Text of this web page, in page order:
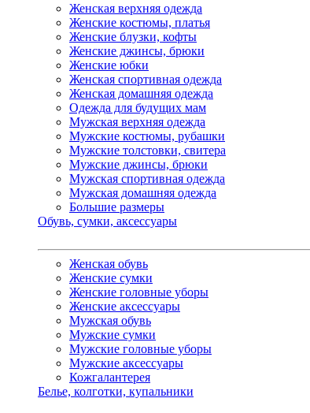
Женская верхняя одежда
Женские костюмы, платья
Женские блузки, кофты
Женские джинсы, брюки
Женские юбки
Женская спортивная одежда
Женская домашняя одежда
Одежда для будущих мам
Мужская верхняя одежда
Мужские костюмы, рубашки
Мужские толстовки, свитера
Мужские джинсы, брюки
Мужская спортивная одежда
Мужская домашняя одежда
Большие размеры
Обувь, сумки, аксессуары
Женская обувь
Женские сумки
Женские головные уборы
Женские аксессуары
Мужская обувь
Мужские сумки
Мужские головные уборы
Мужские аксессуары
Кожгалантерея
Белье, колготки, купальники